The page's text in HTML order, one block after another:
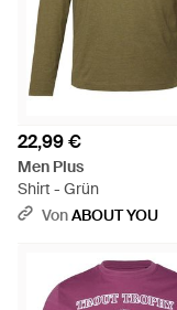
22,99 €
Men Plus
Shirt - Grün
VonABOUT YOU